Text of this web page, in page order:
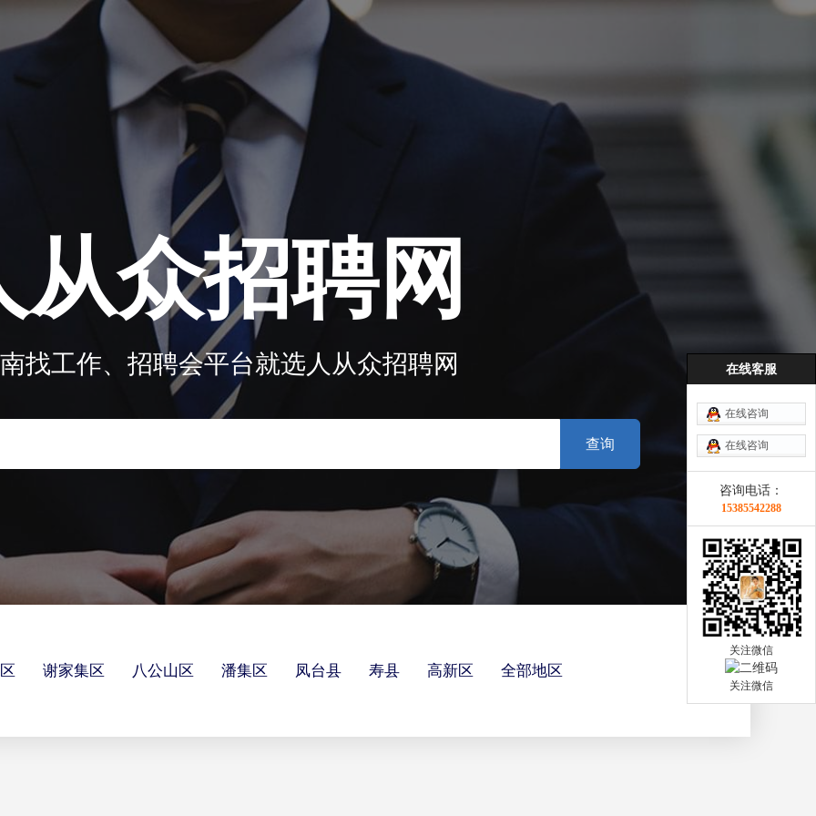
从众招聘网
找工作、招聘会平台就选人从众招聘网
谢家集区 八公山区 潘集区 凤台县 寿县 高新区 全部地区
在线客服
在线咨询
在线咨询
咨询电话：
15385542288
关注微信
关注微信